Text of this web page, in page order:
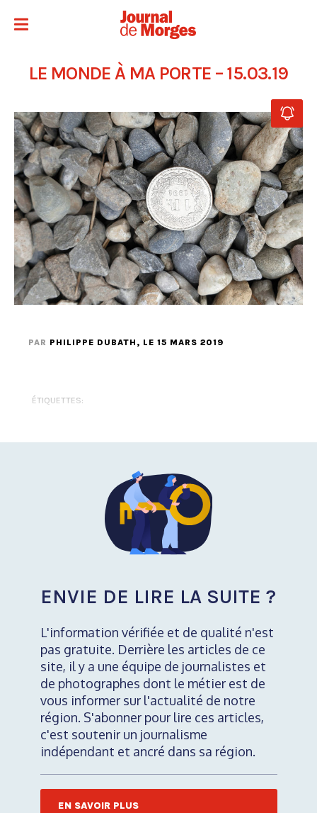
LE MONDE À MA PORTE – 15.03.19
PAR PHILIPPE DUBATH , LE 15 MARS 2019
ÉTIQUETTES:
ENVIE DE LIRE LA SUITE ?
L'information vérifiée et de qualité n'est
pas gratuite. Derrière les articles de ce
site, il y a une équipe de journalistes et
de photographes dont le métier est de
vous informer sur l'actualité de notre
région. S'abonner pour lire ces articles,
c'est soutenir un journalisme
indépendant et ancré dans sa région.
EN SAVOIR PLUS